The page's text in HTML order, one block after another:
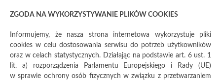
MENU
ZGODA NA WYKORZYSTYWANIE PLIKÓW COOKIES
Informujemy, że nasza strona internetowa wykorzystuje pliki
cookies w celu dostosowania serwisu do potrzeb użytkowników
oraz w celach statystycznych. Działając na podstawie art. 6 ust. 1
lit. a) rozporządzenia Parlamentu Europejskiego i Rady (UE)
w sprawie ochrony osób fizycznych w związku z przetwarzaniem